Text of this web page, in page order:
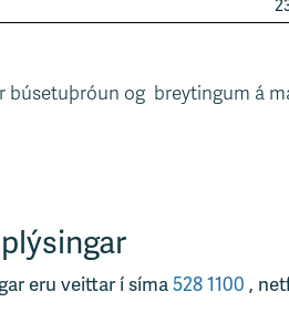
búsetuþróun og breytingum á
eru veittar í síma528 1100 ,